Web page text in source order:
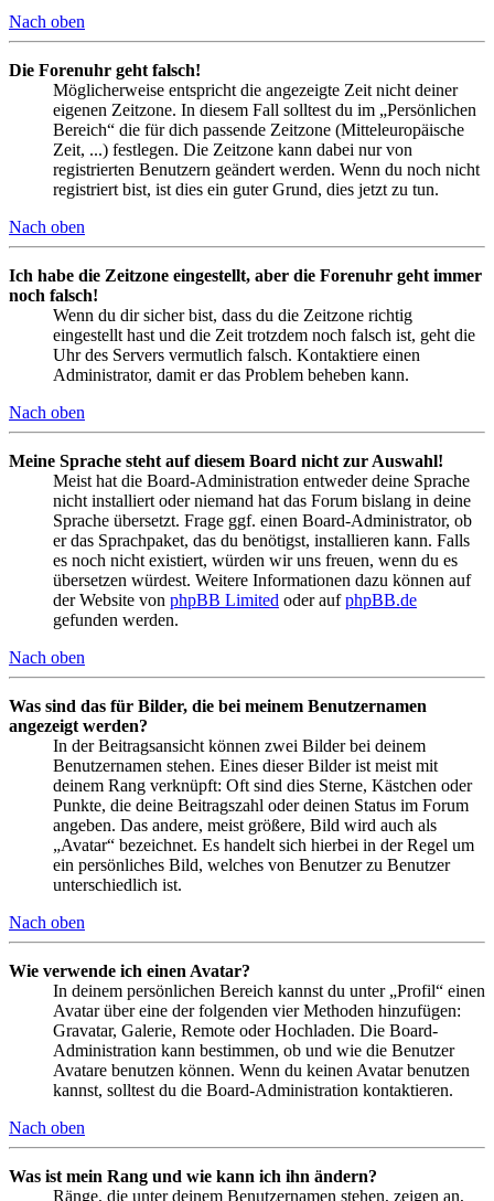
Nach oben
Die Forenuhr geht falsch!
Möglicherweise entspricht die angezeigte Zeit nicht deiner
eigenen Zeitzone. In diesem Fall solltest du im „Persönlichen
Bereich“ die für dich passende Zeitzone (Mitteleuropäische
Zeit, ...) festlegen. Die Zeitzone kann dabei nur von
registrierten Benutzern geändert werden. Wenn du noch nicht
registriert bist, ist dies ein guter Grund, dies jetzt zu tun.
Nach oben
Ich habe die Zeitzone eingestellt, aber die Forenuhr geht immer
noch falsch!
Wenn du dir sicher bist, dass du die Zeitzone richtig
eingestellt hast und die Zeit trotzdem noch falsch ist, geht die
Uhr des Servers vermutlich falsch. Kontaktiere einen
Administrator, damit er das Problem beheben kann.
Nach oben
Meine Sprache steht auf diesem Board nicht zur Auswahl!
Meist hat die Board-Administration entweder deine Sprache
nicht installiert oder niemand hat das Forum bislang in deine
Sprache übersetzt. Frage ggf. einen Board-Administrator, ob
er das Sprachpaket, das du benötigst, installieren kann. Falls
es noch nicht existiert, würden wir uns freuen, wenn du es
übersetzen würdest. Weitere Informationen dazu können auf
der Website von phpBB Limited oder aufphpBB.de
gefunden werden.
Nach oben
Was sind das für Bilder, die bei meinem Benutzernamen
angezeigt werden?
In der Beitragsansicht können zwei Bilder bei deinem
Benutzernamen stehen. Eines dieser Bilder ist meist mit
deinem Rang verknüpft: Oft sind dies Sterne, Kästchen oder
Punkte, die deine Beitragszahl oder deinen Status im Forum
angeben. Das andere, meist größere, Bild wird auch als
„Avatar“ bezeichnet. Es handelt sich hierbei in der Regel um
ein persönliches Bild, welches von Benutzer zu Benutzer
unterschiedlich ist.
Nach oben
Wie verwende ich einen Avatar?
In deinem persönlichen Bereich kannst du unter „Profil“ einen
Avatar über eine der folgenden vier Methoden hinzufügen:
Gravatar, Galerie, Remote oder Hochladen. Die Board-
Administration kann bestimmen, ob und wie die Benutzer
Avatare benutzen können. Wenn du keinen Avatar benutzen
kannst, solltest du die Board-Administration kontaktieren.
Nach oben
Was ist mein Rang und wie kann ich ihn ändern?
Ränge, die unter deinem Benutzernamen stehen, zeigen an,